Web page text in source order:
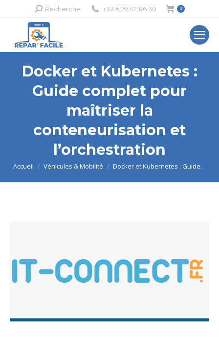
Recherche
Recherche +33 6 29 42 86 30 0
Docker et Kubernetes :
Guide complet pour
maîtriser la
conteneurisation et
l’orchestration
Vous êtes ici :
Accueil Véhicules & Mobilité Docker et Kubernetes : Guide…